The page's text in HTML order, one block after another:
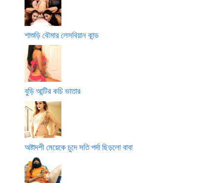
শাশুড়ি বৌমার লেসবিয়ান কান্ড
বুড়ি আন্টির কচি ভাতার
অষ্টাদশী মেয়েকে চুদে সতি পর্দা ছিড়লো বাবা